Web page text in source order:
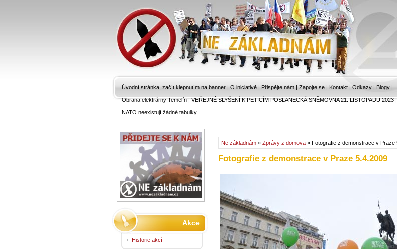
Úvodní stránka, začít klepnutím na banner | O iniciativě | Přispějte nám | Zapojte se | Kontakt | Odkazy | Blogy |
Obrana elektrárny Temelín|VEŘEJNÉ SLYŠENÍ K PETICÍM POSLANECKÁ SNĚMOVNA 21. LISTOPADU 2023
NATO neexistují žádné tabulky.
Ne základnám » Zprávy z domova » Fotografie z demonstrace v Praze
Fotografie z demonstrace v Praze 5.4.2009
Akce
Historie akcí